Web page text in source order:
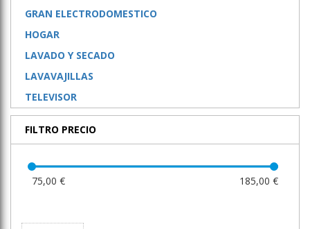
GRAN ELECTRODOMESTICO
HOGAR
LAVADO Y SECADO
LAVAVAJILLAS
TELEVISOR
FILTRO PRECIO
75,00 € 185,00 €